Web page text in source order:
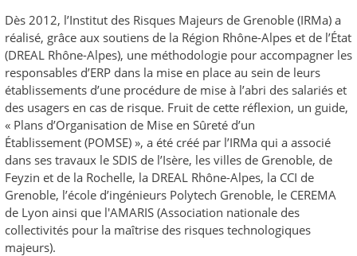
Dès 2012, l’Institut des Risques Majeurs de Grenoble (IRMa) a
réalisé, grâce aux soutiens de la Région Rhône-Alpes et de l’État
(DREAL Rhône-Alpes), une méthodologie pour accompagner les
responsables d’ERP dans la mise en place au sein de leurs
établissements d’une procédure de mise à l’abri des salariés et
des usagers en cas de risque. Fruit de cette réflexion, un guide,
« Plans d’Organisation de Mise en Sûreté d’un
Établissement (POMSE) », a été créé par l’IRMa qui a associé
dans ses travaux le SDIS de l’Isère, les villes de Grenoble, de
Feyzin et de la Rochelle, la DREAL Rhône-Alpes, la CCI de
Grenoble, l’école d’ingénieurs Polytech Grenoble, le CEREMA
de Lyon ainsi que l'AMARIS (Association nationale des
collectivités pour la maîtrise des risques technologiques
majeurs).